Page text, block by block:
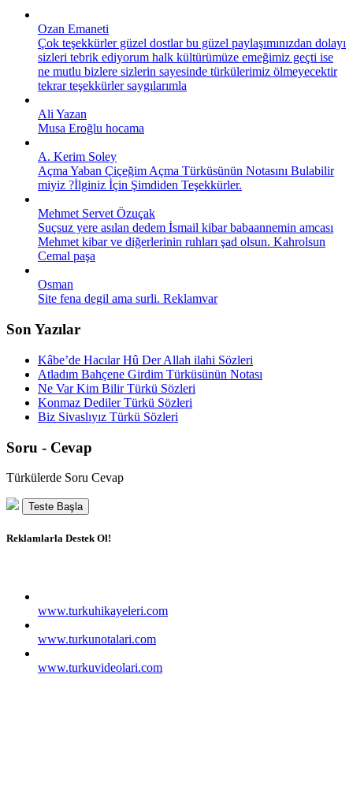
Ozan Emaneti
Çok teşekkürler güzel dostlar bu güzel paylaşımınızdan dolayı
sizleri tebrik ediyorum halk kültürümüze emeğimiz geçti ise
ne mutlu bizlere sizlerin sayesinde türkülerimiz ölmeyecektir
tekrar teşekkürler saygılarımla
Ali Yazan
Musa Eroğlu hocama
A. Kerim Soley
Açma Yaban Çiçeğim Açma Türküsünün Notasını Bulabilir
miyiz ?İlginiz İçin Şimdiden Teşekkürler.
Mehmet Servet Özuçak
Suçsuz yere asılan dedem İsmail kibar babaannemin amcası
Mehmet kibar ve diğerlerinin ruhları şad olsun. Kahrolsun
Cemal paşa
Osman
Site fena degil ama surli. Reklamvar
Son Yazılar
Kâbe’de Hacılar Hû Der Allah ilahi Sözleri
Atladım Bahçene Girdim Türküsünün Notası
Ne Var Kim Bilir Türkü Sözleri
Konmaz Dediler Türkü Sözleri
Biz Sivaslıyız Türkü Sözleri
Soru - Cevap
Türkülerde Soru Cevap
Teste Başla
Reklamlarla Destek Ol!
www.turkuhikayeleri.com
www.turkunotalari.com
www.turkuvideolari.com